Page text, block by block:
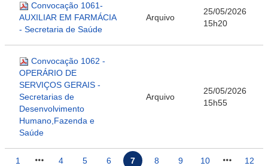
Convocação 1061-
AUXILIAR EM FARMÁCIA
- Secretaria de Saúde
Arquivo
25/05/2026
15h20
Convocação 1062 -
OPERÁRIO DE
SERVIÇOS GERAIS -
Secretarias de
Desenvolvimento
Humano,Fazenda e
Saúde
Arquivo
25/05/2026
15h55
1 4 5 6 7 8 9 10 12